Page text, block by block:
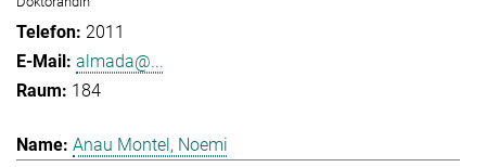
2011
almada@...
184
Anau Montel, Noemi